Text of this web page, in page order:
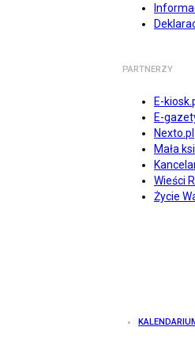
PARTNERZY
E-
E-
Nexto.pl
Mała
Wieści
Życie